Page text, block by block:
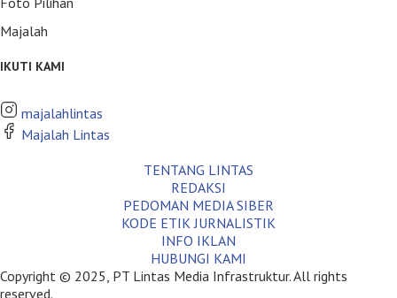
Majalah
IKUTI KAMI
majalahlintas
Majalah Lintas
TENTANG LINTAS
REDAKSI
PEDOMAN MEDIA SIBER
KODE ETIK JURNALISTIK
INFO IKLAN
HUBUNGI KAMI
Copyright © 2025, PT Lintas Media Infrastruktur. All rights
reserved.